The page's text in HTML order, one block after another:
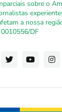
sobre o
a nossa
0010556/DF